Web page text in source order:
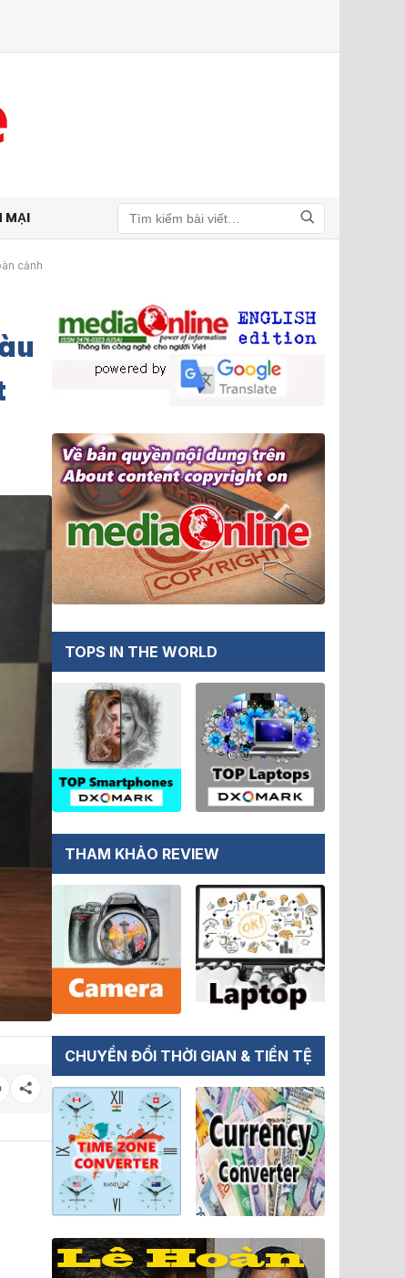
MẠI
Tìm kiếm
cảnh
TOPS IN THE WORLD
THAM KHẢO REVIEW
CHUYỂN ĐỔI THỜI GIAN & TIỀN TỆ